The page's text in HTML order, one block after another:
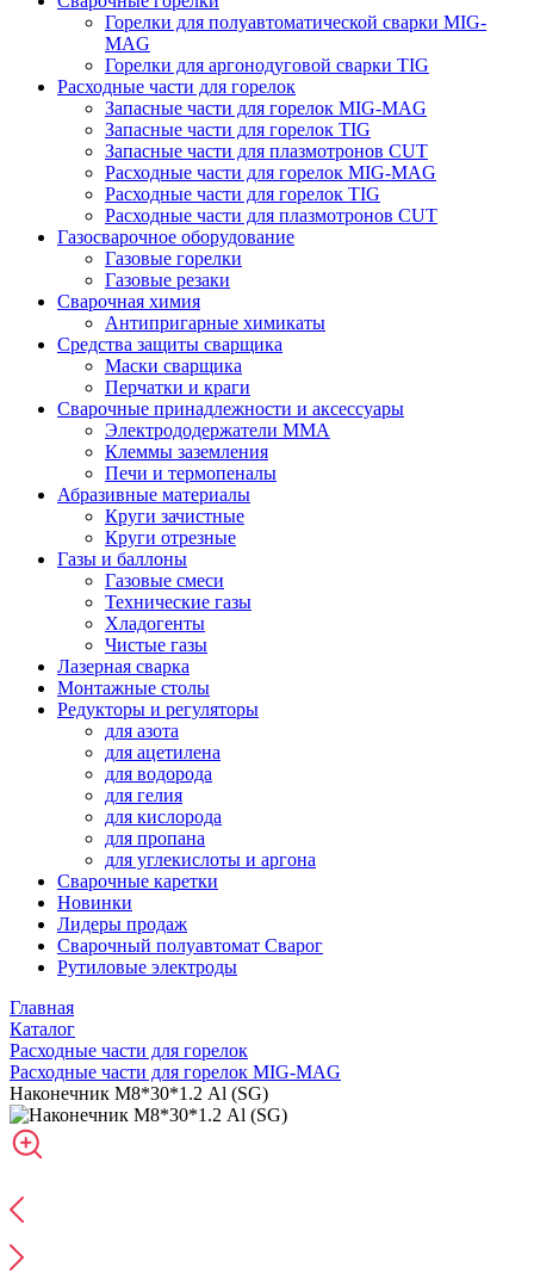
Горелки для полуавтоматической сварки MIG-
MAG
Горелки для аргонодуговой сварки TIG
Расходные части для горелок
Запасные части для горелок MIG-MAG
Запасные части для горелок TIG
Запасные части для плазмотронов CUT
Расходные части для горелок MIG-MAG
Расходные части для горелок TIG
Расходные части для плазмотронов CUT
Газосварочное оборудование
Газовые горелки
Газовые резаки
Сварочная химия
Антипригарные химикаты
Средства защиты сварщика
Маски сварщика
Перчатки и краги
Сварочные принадлежности и аксессуары
Электрододержатели MMA
Клеммы заземления
Печи и термопеналы
Абразивные материалы
Круги зачистные
Круги отрезные
Газы и баллоны
Газовые смеси
Технические газы
Хладогенты
Чистые газы
Лазерная сварка
Монтажные столы
Редукторы и регуляторы
для азота
для ацетилена
для водорода
для гелия
для кислорода
для пропана
для углекислоты и аргона
Сварочные каретки
Новинки
Лидеры продаж
Сварочный полуавтомат Сварог
Рутиловые электроды
Главная
Каталог
Расходные части для горелок
Расходные части для горелок MIG-MAG
Наконечник М8*30*1.2 Al (SG)